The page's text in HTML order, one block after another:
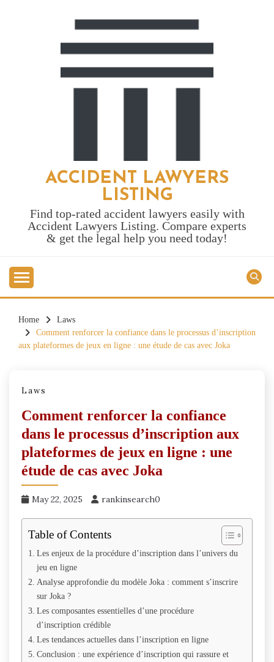
ACCIDENT LAWYERS
LISTING
Find top-rated accident lawyers easily with
Accident Lawyers Listing. Compare experts
& get the legal help you need today!
Home
Laws
Comment renforcer la confiance dans le processus d’inscription
aux plateformes de jeux en ligne : une étude de cas avec Joka
Laws
Comment renforcer la confiance
dans le processus d’inscription aux
plateformes de jeux en ligne : une
étude de cas avec Joka
May 22, 2025 rankinsearch0
Table of Contents
Les enjeux de la procédure d’inscription dans l’univers du
jeu en ligne
Analyse approfondie du modèle Joka : comment s’inscrire
sur Joka ?
Les composantes essentielles d’une procédure
d’inscription crédible
Les tendances actuelles dans l’inscription en ligne
Conclusion : une expérience d’inscription qui rassure et